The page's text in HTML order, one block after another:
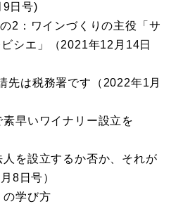
9日号)
2：ワインづくりの主役「サ
シエ」（2021年12月14日
先は税務署です（2022年1月
早いワイナリー設立を
を設立するか否か、それが
8日号）
の学び方